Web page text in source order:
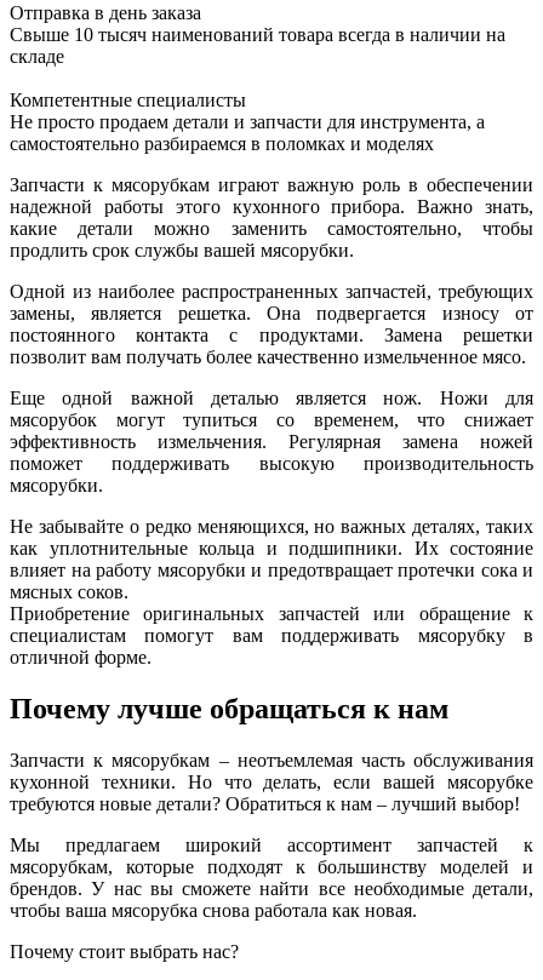
Отправка в день заказа
Свыше 10 тысяч наименований товара всегда в наличии на
складе
Компетентные специалисты
Не просто продаем детали и запчасти для инструмента, а
самостоятельно разбираемся в поломках и моделях
Запчасти к мясорубкам играют важную роль в обеспечении
надежной работы этого кухонного прибора. Важно знать,
какие детали можно заменить самостоятельно, чтобы
продлить срок службы вашей мясорубки.
Одной из наиболее распространенных запчастей, требующих
замены, является решетка. Она подвергается износу от
постоянного контакта с продуктами. Замена решетки
позволит вам получать более качественно измельченное мясо.
Еще одной важной деталью является нож. Ножи для
мясорубок могут тупиться со временем, что снижает
эффективность измельчения. Регулярная замена ножей
поможет поддерживать высокую производительность
мясорубки.
Не забывайте о редко меняющихся, но важных деталях, таких
как уплотнительные кольца и подшипники. Их состояние
влияет на работу мясорубки и предотвращает протечки сока и
мясных соков.
Приобретение оригинальных запчастей или обращение к
специалистам помогут вам поддерживать мясорубку в
отличной форме.
Почему лучше обращаться к нам
Запчасти к мясорубкам – неотъемлемая часть обслуживания
кухонной техники. Но что делать, если вашей мясорубке
требуются новые детали? Обратиться к нам – лучший выбор!
Мы предлагаем широкий ассортимент запчастей к
мясорубкам, которые подходят к большинству моделей и
брендов. У нас вы сможете найти все необходимые детали,
чтобы ваша мясорубка снова работала как новая.
Почему стоит выбрать нас?